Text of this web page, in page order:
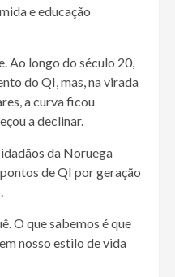
e educação
Ao longo do século 20,
do QI, mas, na virada
a curva ficou
a declinar.
da Noruega
de QI por geração
O que sabemos é que
nosso estilo de vida